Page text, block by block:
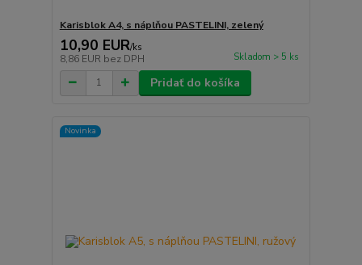
Karisblok A4, s náplňou PASTELINI, zelený
10,90 EUR/ks
8,86 EUR bez DPH Skladom > 5 ks
Pridať do košíka
Novinka